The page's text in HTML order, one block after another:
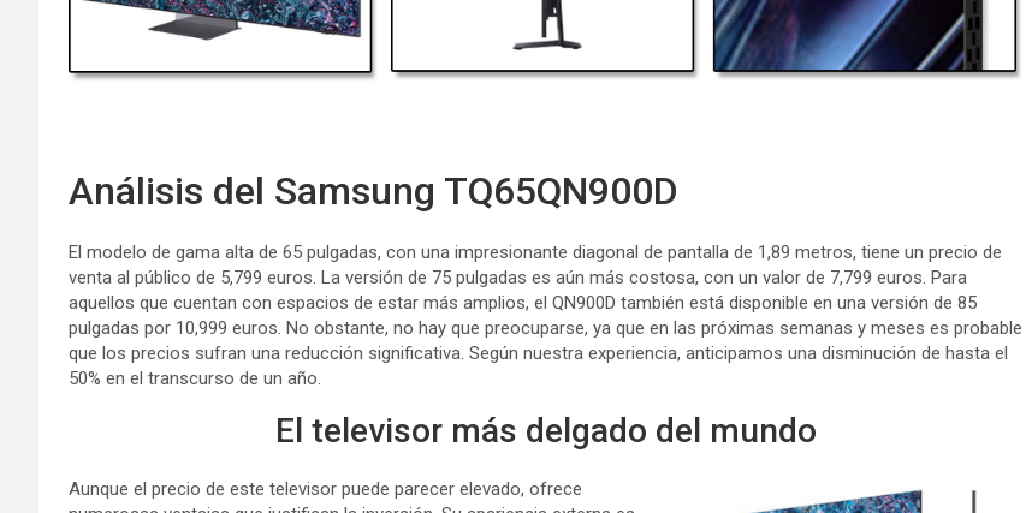
Análisis del Samsung TQ65QN900D
El modelo de gama alta de 65 pulgadas, con una impresionante diagonal de pantalla de 1,89 metros, tiene un precio de
venta al público de 5,799 euros. La versión de 75 pulgadas es aún más costosa, con un valor de 7,799 euros. Para
aquellos que cuentan con espacios de estar más amplios, el QN900D también está disponible en una versión de 85
pulgadas por 10,999 euros. No obstante, no hay que preocuparse, ya que en las próximas semanas y meses es probable
que los precios sufran una reducción significativa. Según nuestra experiencia, anticipamos una disminución de hasta el
50% en el transcurso de un año.
El televisor más delgado del mundo
Aunque el precio de este televisor puede parecer elevado, ofrece